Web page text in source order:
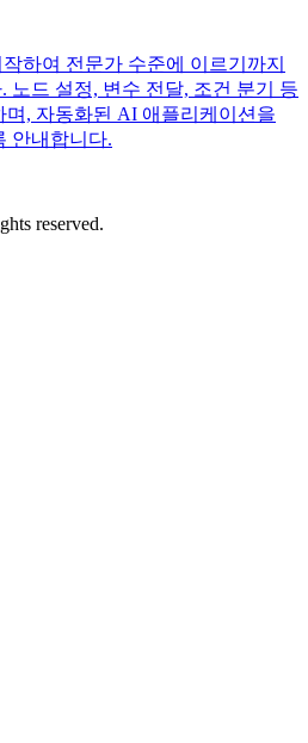
하여 전문가 수준에 이르기까지
노드 설정, 변수 전달, 조건 분기 등
, 자동화된 AI 애플리케이션을
안내합니다.
reserved.